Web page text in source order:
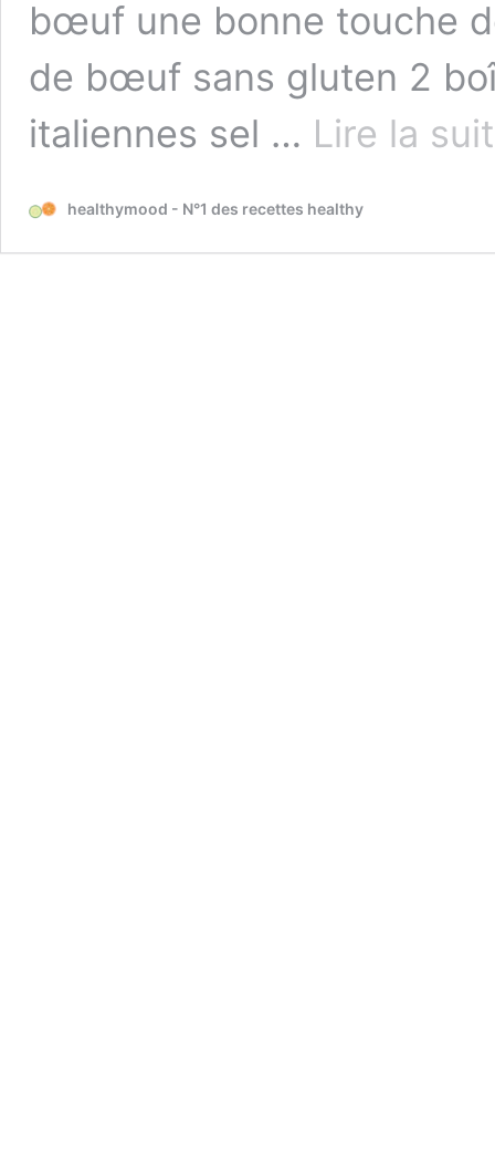
bœuf une bonne touche
de bœuf sans gluten 2
italiennes sel … Lire la
healthymood - N°1 des recettes healthy